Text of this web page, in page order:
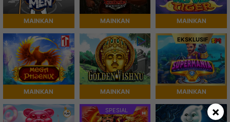
×
MAINKAN MAINKAN MAINKAN
MAINKAN MAINKAN
EKSKLUSIF
MAINKAN
SPESIAL